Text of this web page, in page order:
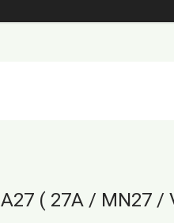
A27 ( 27A / MN27 /